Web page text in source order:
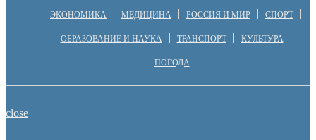
ЭКОНОМИКА МЕДИЦИНА РОССИЯ И МИР СПОРТ
ОБРАЗОВАНИЕ И НАУКА ТРАНСПОРТ КУЛЬТУРА
ПОГОДА
close